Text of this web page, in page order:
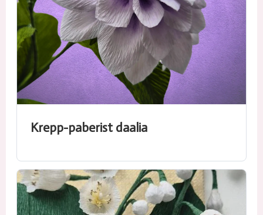
Krepp-paberist daalia